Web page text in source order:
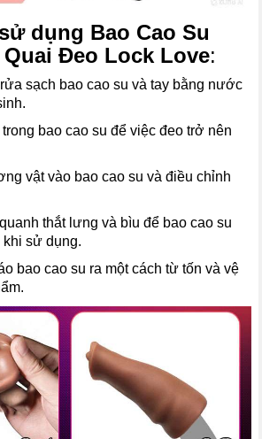
dụng Bao Cao Su
Đeo Lock Love:
sạch bao cao su và tay bằng nước
bao cao su để việc đeo trở nên
vật vào bao cao su và điều chỉnh
thắt lưng và bìu để bao cao su
khi sử dụng.
bao cao su ra một cách từ tốn và vệ